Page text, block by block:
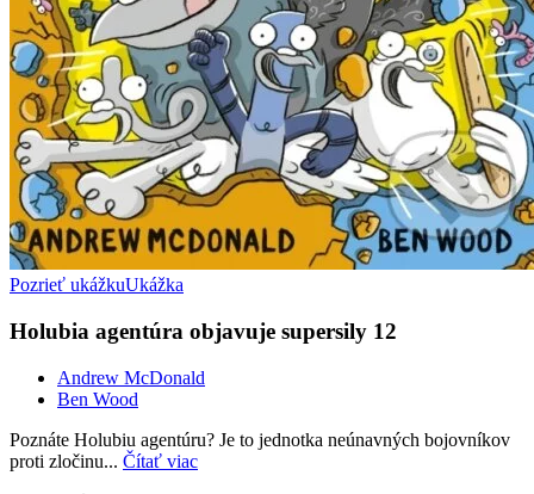
Pozrieť ukážkuUkážka
Holubia agentúra objavuje supersily 12
Andrew McDonald
Ben Wood
Poznáte Holubiu agentúru? Je to jednotka neúnavných bojovníkov
proti zločinu... Čítať viac